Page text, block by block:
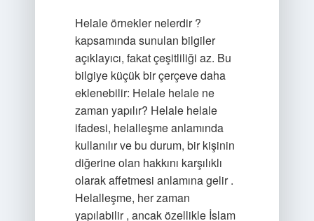
Helale örnekler nelerdir ?
kapsamında sunulan bilgiler
açıklayıcı, fakat çeşitliliği az. Bu
bilgiye küçük bir çerçeve daha
eklenebilir: Helale helale ne
zaman yapılır? Helale helale
ifadesi, helalleşme anlamında
kullanılır ve bu durum, bir kişinin
diğerine olan hakkını karşılıklı
olarak affetmesi anlamına gelir .
Helalleşme, her zaman
yapılabilir , ancak özellikle İslam